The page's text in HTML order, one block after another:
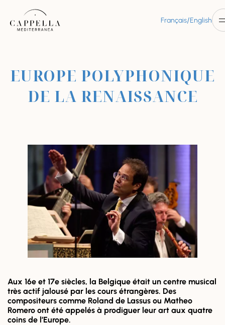
Français/English
EUROPE POLYPHONIQUE
DE LA RENAISSANCE
Aux 16e et 17e siècles, la Belgique était un centre musical
très actif jalousé par les cours étrangères. Des
compositeurs comme Roland de Lassus ou Matheo
Romero ont été appelés à prodiguer leur art aux quatre
coins de l’Europe.